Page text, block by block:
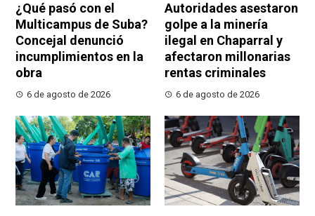
¿Qué pasó con el
Multicampus de Suba?
Concejal denunció
incumplimientos en la
obra
6 de agosto de 2026
Autoridades asestaron
golpe a la minería
ilegal en Chaparral y
afectaron millonarias
rentas criminales
6 de agosto de 2026